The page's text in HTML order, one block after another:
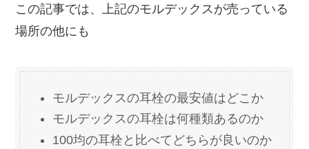
この記事では、上記のモルデックスが売っている
場所の他にも
モルデックスの耳栓の最安値はどこか
モルデックスの耳栓は何種類あるのか
100均の耳栓と比べてどちらが良いのか